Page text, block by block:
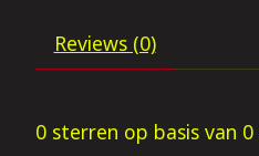
Reviews (0)
0 sterren op basis van 0